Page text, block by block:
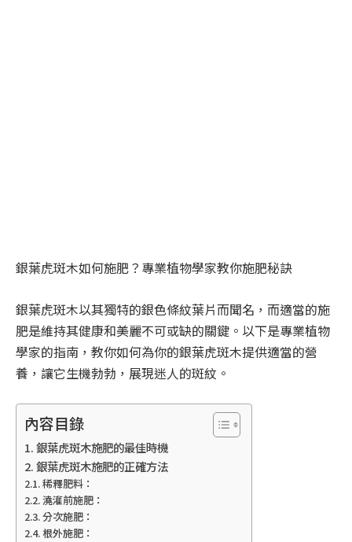
銀葉虎斑木如何施肥？專業植物學家教你施肥秘訣
銀葉虎斑木以其獨特的銀色條紋葉片而聞名，而適當的施
肥是維持其健康和美麗不可或缺的關鍵。以下是專業植物
學家的指南，教你如何為你的銀葉虎斑木提供適當的營
養，讓它生機勃勃，展現迷人的斑紋。
內容目錄
銀葉虎斑木施肥的最佳時機
銀葉虎斑木施肥的正確方法
稀釋肥料：
澆灌前施肥：
分次施肥：
根外施肥：